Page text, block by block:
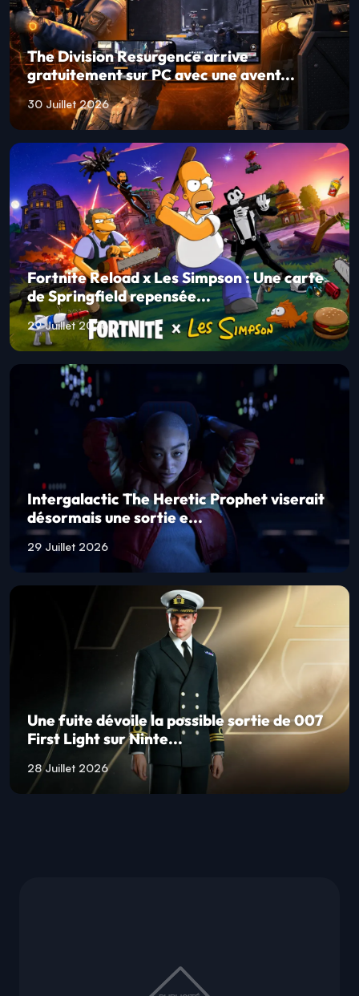
The Division Resurgence arrive
gratuitement sur PC avec une avent...
30 Juillet 2026
Fortnite Reload x Les Simpson : Une carte
de Springfield repensée...
29 Juillet 2026
Intergalactic The Heretic Prophet viserait
désormais une sortie e...
29 Juillet 2026
Une fuite dévoile la possible sortie de 007
First Light sur Ninte...
28 Juillet 2026